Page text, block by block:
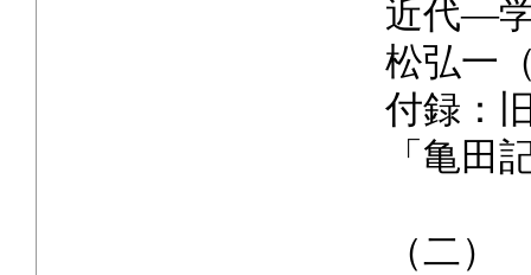
近代―
松弘一
付録：
「亀田
（二）